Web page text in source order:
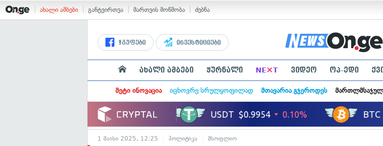
ახალი ამბები განტვირთვა მართვის მოწმობა ძებნა
ჯგუფები ინვესტიციები
ახალი ამბები ჟურნალი NE×T ვიდეო ოპ-ედი
მეტი ინოვაცია იცხოვრე სრულყოფილად მთავარია გჯეროდეს
1 მაისი 2025, 12:25 პოლიტიკა მსოფლიო